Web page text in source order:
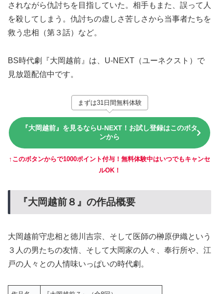
されながら仇討ちを目指していた。相手もまた、誤って人
を殺してしまう。仇討ちの虚しさ苦しさから当事者たちを
救う忠相（第３話）など。
BS時代劇『大岡越前』は、U-NEXT（ユーネクスト）で
見放題配信中です。
まずは31日間無料体験
『大岡越前』を見るならU-NEXT！お試し登録はこのボタ
ンから
↑このボタンからで1000ポイント付与！無料体験中はいつでもキャンセ
ルOK！
『大岡越前８』の作品概要
大岡越前守忠相と徳川吉宗、そして医師の榊原伊織という
３人の男たちの友情、そして大岡家の人々、奉行所や、江
戸の人々との人情味いっぱいの時代劇。